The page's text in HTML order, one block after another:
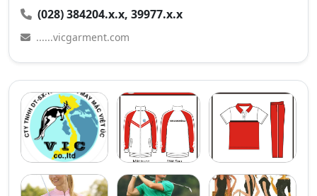
(028) 384204.x.x, 39977.x.x
......vicgarment.com